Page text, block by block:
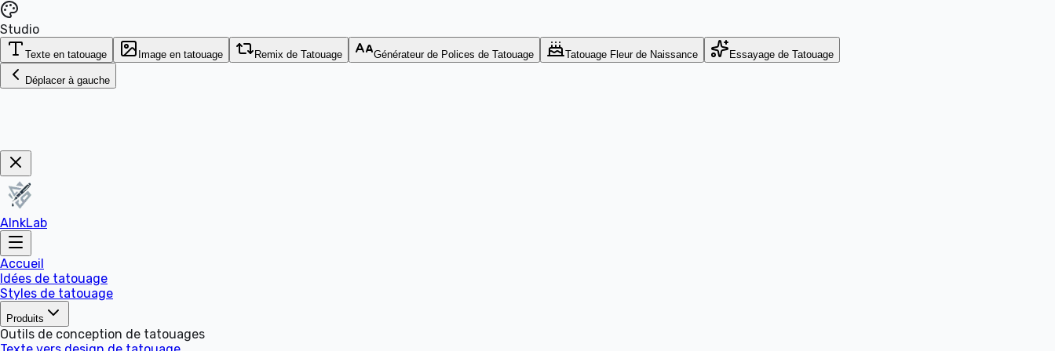
Studio
Texte en tatouage Image en tatouage Remix de Tatouage Générateur de Polices de Tatouage Tatouage Fleur de Naissance Essayage de Tatouage
Déplacer à gauche
AInkLab
Accueil
Idées de tatouage
Styles de tatouage
Produits
Outils de conception de tatouages